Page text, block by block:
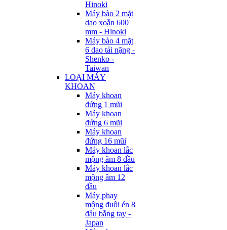
Hinoki
Máy bào 2 mặt
dao xoắn 600
mm - Hinoki
Máy bào 4 mặt
6 dao tải nặng -
Shenko -
Taiwan
LOẠI MÁY
KHOAN
Máy khoan
đứng 1 mũi
Máy khoan
đứng 6 mũi
Máy khoan
đứng 16 mũi
Máy khoan lắc
mộng âm 8 đầu
Máy khoan lắc
mộng âm 12
đầu
Máy phay
mộng đuôi én 8
đầu bằng tay -
Japan